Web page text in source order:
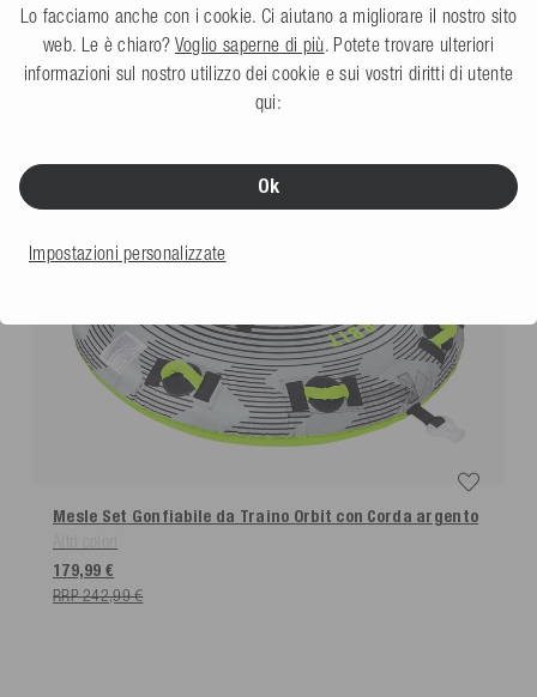
Mesle Set Gonfiabile da Traino Orbit con Corda argento
179,99 €
RRP 242,99 €
Lo facciamo anche con i cookie. Ci aiutano a migliorare il nostro sito
web. Le è chiaro? Voglio saperne di più . Potete trovare ulteriori
informazioni sul nostro utilizzo dei cookie e sui vostri diritti di utente
qui:
Ok
Impostazioni personalizzate